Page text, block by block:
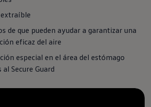
de que pueden ayudar a garantizar una
eficaz del aire
especial en el área del estómago
al Secure Guard